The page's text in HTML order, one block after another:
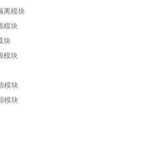
离模块
模块
块
模块
模块
模块